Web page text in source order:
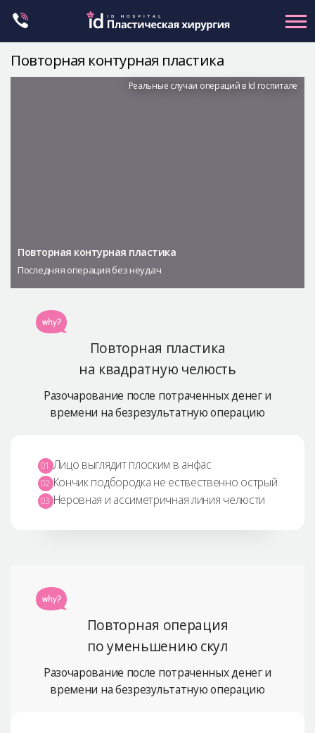
Контуринг тела
Let Me In
Безопасная хирургия
Реальные До/После селфи
Повторная контурная пластика
Повторная контурная пластика
Последняя операция без неудач
Реальные случаи операций в Id госпитале
Повторная пластика
на квадратную челюсть
Разочарование после потраченных денег и
времени на безрезультатную операцию
01 Лицо выглядит плоским в анфас
02 Кончик подбородка не ествественно острый
03 Неровная и ассиметричная линия челюсти
Повторная операция
по уменьшению скул
Разочарование после потраченных денег и
времени на безрезультатную операцию